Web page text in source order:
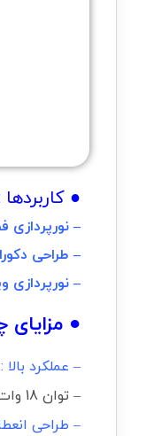
● کاربردها
– نورپردازی
– طراحی
–
● مزایای
– عملکرد بالا :
– توان 18 وات، با روشنایی فوق‌العاده و مصرف انرژی بهینه.
– طراحی